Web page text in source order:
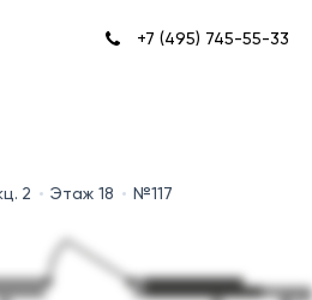
+7 (495) 745-55-33
2 Этаж 18 №117